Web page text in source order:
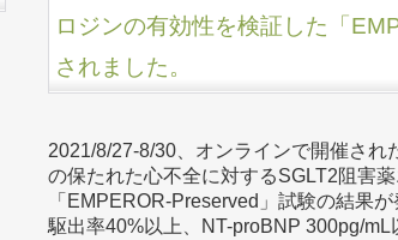
ロジンの有効性を検証した「
されました。
2021/8/27-8/30、オンラインで開催さ
の保たれた心不全に対するSGLT2阻害
「EMPEROR-Preserved」試験の結果
駆出率40%以上、NT-proBNP 300pg/